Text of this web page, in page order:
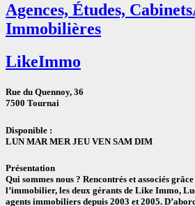
Agences, Études, Cabinets
Immobilières
LikeImmo
Rue du Quennoy, 36
7500 Tournai
Disponible :
LUN MAR MER JEU VEN SAM DIM
Présentation
Qui sommes nous ? Rencontrés et associés
l’immobilier, les deux gérants de Like Immo,
agents immobiliers depuis 2003 et 2005.